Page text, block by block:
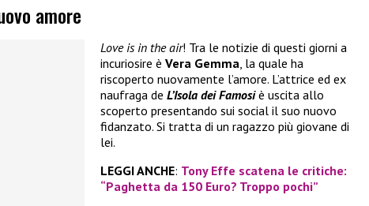
amore
Love is in the air! Tra le notizie di questi giorni a
incuriosire è Vera Gemma, la quale ha
riscoperto nuovamente l’amore. L’attrice ed ex
naufraga de L’Isola dei Famosi è uscita allo
scoperto presentando sui social il suo nuovo
fidanzato. Si tratta di un ragazzo più giovane di
lei.
LEGGI ANCHE: Tony Effe scatena le critiche:
“Paghetta da 150 Euro? Troppo pochi”